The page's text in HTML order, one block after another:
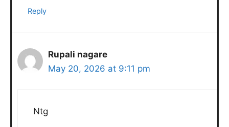
Reply
Rupali nagare
May 20, 2026 at 9:11 pm
Ntg